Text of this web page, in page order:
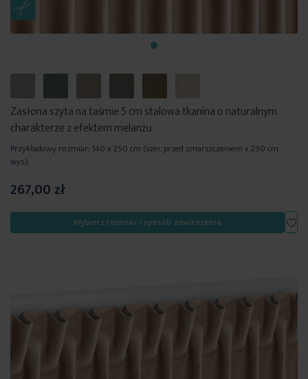
Zasłona szyta na taśmie 5 cm stalowa tkanina o naturalnym
charakterze z efektem melanżu
Przykładowy rozmiar: 140 x 250 cm (szer. przed zmarszczeniem x 250 cm
wys.)
267,00 zł
Wybierz rozmiar i sposób zawieszenia